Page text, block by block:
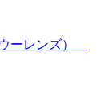
ーレンズ）